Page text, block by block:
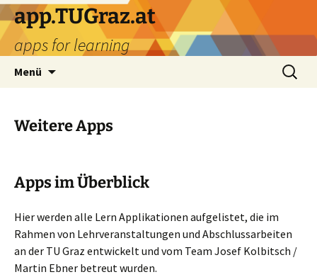
Zum
Inhalt
springen
app.TUGraz.at
apps for learning
Menü
Suchen
nach:
Weitere Apps
Apps im Überblick
Hier werden alle Lern Applikationen aufgelistet, die im
Rahmen von Lehrveranstaltungen und Abschlussarbeiten
an der TU Graz entwickelt und vom Team Josef Kolbitsch /
Martin Ebner betreut wurden.